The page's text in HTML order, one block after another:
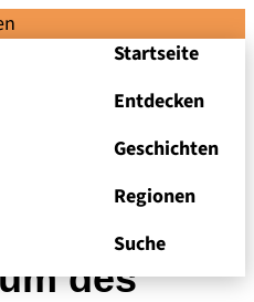
Startseite
Entdecken
Geschichten
Regionen
Suche
im
des